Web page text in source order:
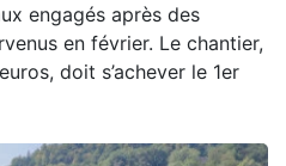
engagés après des
en février. Le chantier,
doit s’achever le 1er